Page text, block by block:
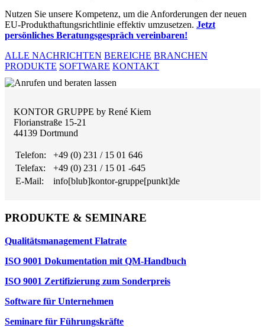
Nutzen Sie unsere Kompetenz, um die Anforderungen der neuen
EU-Produkthaftungsrichtlinie effektiv umzusetzen. Jetzt
persönliches Beratungsgespräch vereinbaren!
ALLE NACHRICHTEN BEREICHE BRANCHEN
PRODUKTE SOFTWARE KONTAKT
KONTOR GRUPPE by René Kiem
Florianstraße 15-21
44139 Dortmund
Telefon:
+49 (0) 231 / 15 01 646
Telefax:
+49 (0) 231 / 15 01 -645
E-Mail:
info[blub]kontor-gruppe[punkt]de
PRODUKTE & SEMINARE
Qualitätsmanagement Flatrate
ISO 9001 Dokumentation mit QM-Handbuch
ISO 9001 Zertifizierung zum Sonderpreis
Software für Unternehmen
Seminare für Führungskräfte